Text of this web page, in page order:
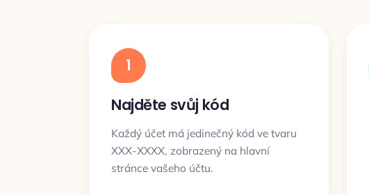
1
Najděte svůj kód
Každý účet má jedinečný kód ve tvaru
XXX-XXXX, zobrazený na hlavní
stránce vašeho účtu.